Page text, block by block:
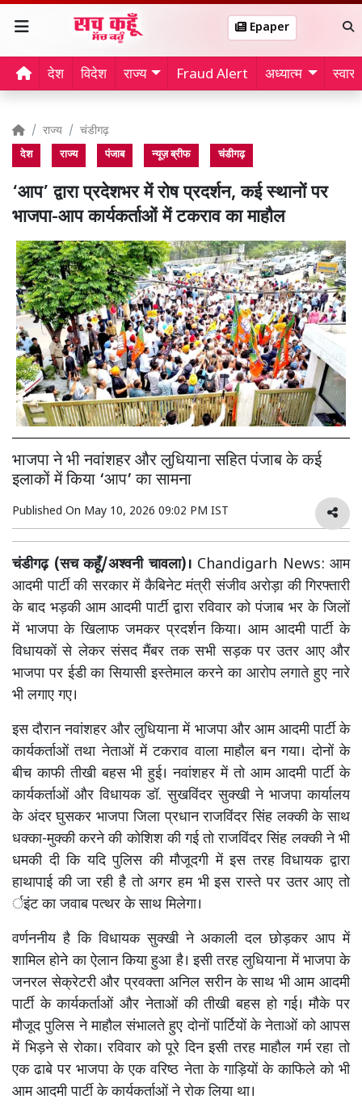
Epaper
देश विदेश राज्य Fraud Alert अध्यात्म
राज्य चंडीगढ़
देश राज्य पंजाब न्यूज़ ब्रीफ चंडीगढ़
‘आप’ द्वारा प्रदेशभर में रोष प्रदर्शन, कई स्थानों पर
भाजपा-आप कार्यकर्ताओं में टकराव का माहौल
भाजपा ने भी नवांशहर और लुधियाना सहित पंजाब के कई
इलाकों में किया ‘आप’ का सामना
Published On May 10, 2026 09:02 PM IST
चंडीगढ़ (सच कहूँ/अश्वनी चावला)। Chandigarh News: आम
आदमी पार्टी की सरकार में कैबिनेट मंत्री संजीव अरोड़ा की गिरफ्तारी
के बाद भड़की आम आदमी पार्टी द्वारा रविवार को पंजाब भर के जिलों
में भाजपा के खिलाफ जमकर प्रदर्शन किया। आम आदमी पार्टी के
विधायकों से लेकर संसद मैंबर तक सभी सड़क पर उतर आए और
भाजपा पर ईडी का सियासी इस्तेमाल करने का आरोप लगाते हुए नारे
भी लगाए गए।
इस दौरान नवांशहर और लुधियाना में भाजपा और आम आदमी पार्टी के
कार्यकर्ताओं तथा नेताओं में टकराव वाला माहौल बन गया। दोनों के
बीच काफी तीखी बहस भी हुई। नवांशहर में तो आम आदमी पार्टी के
कार्यकर्ताओं और विधायक डॉ. सुखविंदर सुक्खी ने भाजपा कार्यालय
के अंदर घुसकर भाजपा जिला प्रधान राजविंदर सिंह लक्की के साथ
धक्का-मुक्की करने की कोशिश की गई तो राजविंदर सिंह लक्की ने भी
धमकी दी कि यदि पुलिस की मौजूदगी में इस तरह विधायक द्वारा
हाथापाई की जा रही है तो अगर हम भी इस रास्ते पर उतर आए तो
र्इंट का जवाब पत्थर के साथ मिलेगा।
वर्णननीय है कि विधायक सुक्खी ने अकाली दल छोड़कर आप में
शामिल होने का ऐलान किया हुआ है। इसी तरह लुधियाना में भाजपा के
जनरल सेक्रेटरी और प्रवक्ता अनिल सरीन के साथ भी आम आदमी
पार्टी के कार्यकर्ताओं और नेताओं की तीखी बहस हो गई। मौके पर
मौजूद पुलिस ने माहौल संभालते हुए दोनों पार्टियों के नेताओं को आपस
में भिड़ने से रोका। रविवार को पूरे दिन इसी तरह माहौल गर्म रहा तो
एक ढाबे पर भाजपा के एक वरिष्ठ नेता के गाड़ियों के काफिले को भी
आम आदमी पार्टी के कार्यकर्ताओं ने रोक लिया था।